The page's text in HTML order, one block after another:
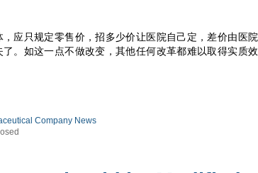
应只规定零售价，招多少价让医院自己定，差价由医院
。如这一点不做改变，其他任何改革都难以取得实质效
Company News